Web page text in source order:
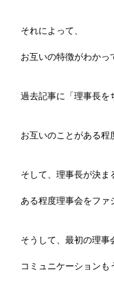
それによって、
お互いの特徴がわかっ
過去記事に「理事長を
お互いのことがある程
そして、理事長が決ま
ある程度理事会をファ
そうして、最初の理事
コミュニケーション